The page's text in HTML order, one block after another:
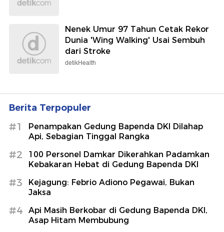
Nenek Umur 97 Tahun Cetak Rekor
Dunia 'Wing Walking' Usai Sembuh
dari Stroke
detikHealth
Berita Terpopuler
#1
Penampakan Gedung Bapenda DKI Dilahap
Api, Sebagian Tinggal Rangka
#2
100 Personel Damkar Dikerahkan Padamkan
Kebakaran Hebat di Gedung Bapenda DKI
#3
Kejagung: Febrio Adiono Pegawai, Bukan
Jaksa
#4
Api Masih Berkobar di Gedung Bapenda DKI,
Asap Hitam Membubung